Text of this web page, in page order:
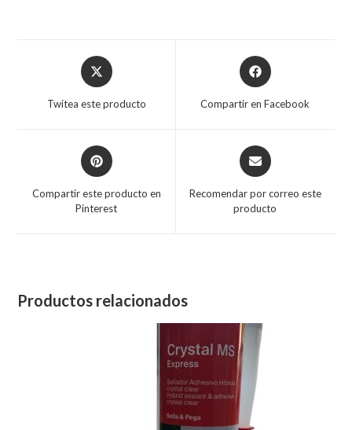
Twitea este producto Compartir en Facebook
Compartir este producto en
Pinterest
Recomendar por correo este
producto
Productos relacionados